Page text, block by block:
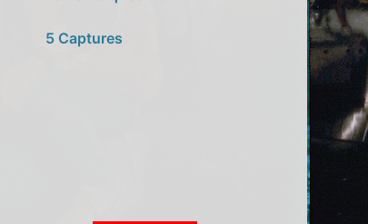
5 Captures